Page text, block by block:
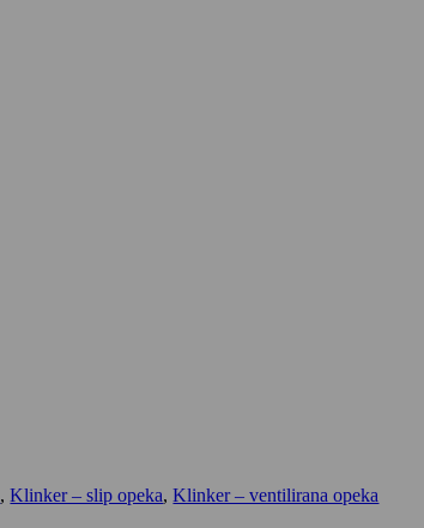
,Klinker – slip opeka,Klinker – ventilirana opeka